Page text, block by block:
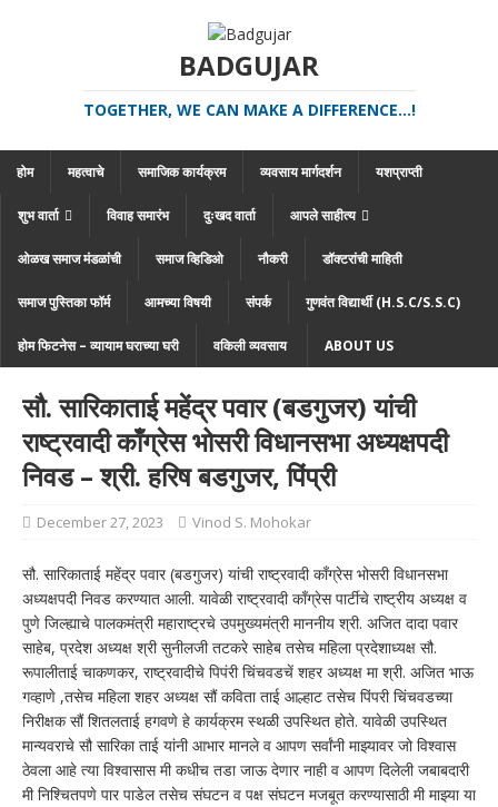
BADGUJAR
TOGETHER, WE CAN MAKE A DIFFERENCE...!
होम महत्वाचे समाजिक कार्यक्रम व्यवसाय मार्गदर्शन यशप्राप्ती
शुभ वार्ता विवाह समारंभ दुःखद वार्ता आपले साहीत्य
ओळख समाज मंडळांची समाज व्हिडिओ नौकरी डॉक्टरांची माहिती
समाज पुस्तिका फॉर्म आमच्या विषयी संपर्क गुणवंत विद्यार्थी (H.S.C/S.S.C)
होम फिटनेस – व्यायाम घराच्या घरी वकिली व्यवसाय ABOUT US
सौ. सारिकाताई महेंद्र पवार (बडगुजर) यांची
राष्ट्रवादी काँग्रेस भोसरी विधानसभा अध्यक्षपदी
निवड – श्री. हरिष बडगुजर, पिंप्री
December 27, 2023 Vinod S. Mohokar
सौ. सारिकाताई महेंद्र पवार (बडगुजर) यांची राष्ट्रवादी काँग्रेस भोसरी विधानसभा
अध्यक्षपदी निवड करण्यात आली. यावेळी राष्ट्रवादी काँग्रेस पार्टीचे राष्ट्रीय अध्यक्ष व
पुणे जिल्ह्याचे पालकमंत्री महाराष्ट्रचे उपमुख्यमंत्री माननीय श्री. अजित दादा पवार
साहेब, प्रदेश अध्यक्ष श्री सुनीलजी तटकरे साहेब तसेच महिला प्रदेशाध्यक्ष सौ.
रूपालीताई चाकणकर, राष्ट्रवादीचे पिपंरी चिंचवडचें शहर अध्यक्ष मा श्री. अजित भाऊ
गव्हाणे ,तसेच महिला शहर अध्यक्ष सौं कविता ताई आल्हाट तसेच पिंपरी चिंचवडच्या
निरीक्षक सौं शितलताई हगवणे हे कार्यक्रम स्थळी उपस्थित होते. यावेळी उपस्थित
मान्यवराचे सौ सारिका ताई यांनी आभार मानले व आपण सर्वांनी माझ्यावर जो विश्वास
ठेवला आहे त्या विश्वासास मी कधीच तडा जाऊ देणार नाही व आपण दिलेली जबाबदारी
मी निश्चितपणे पार पाडेल तसेच संघटन व पक्ष संघटन मजबूत करण्यासाठी मी माझ्या या